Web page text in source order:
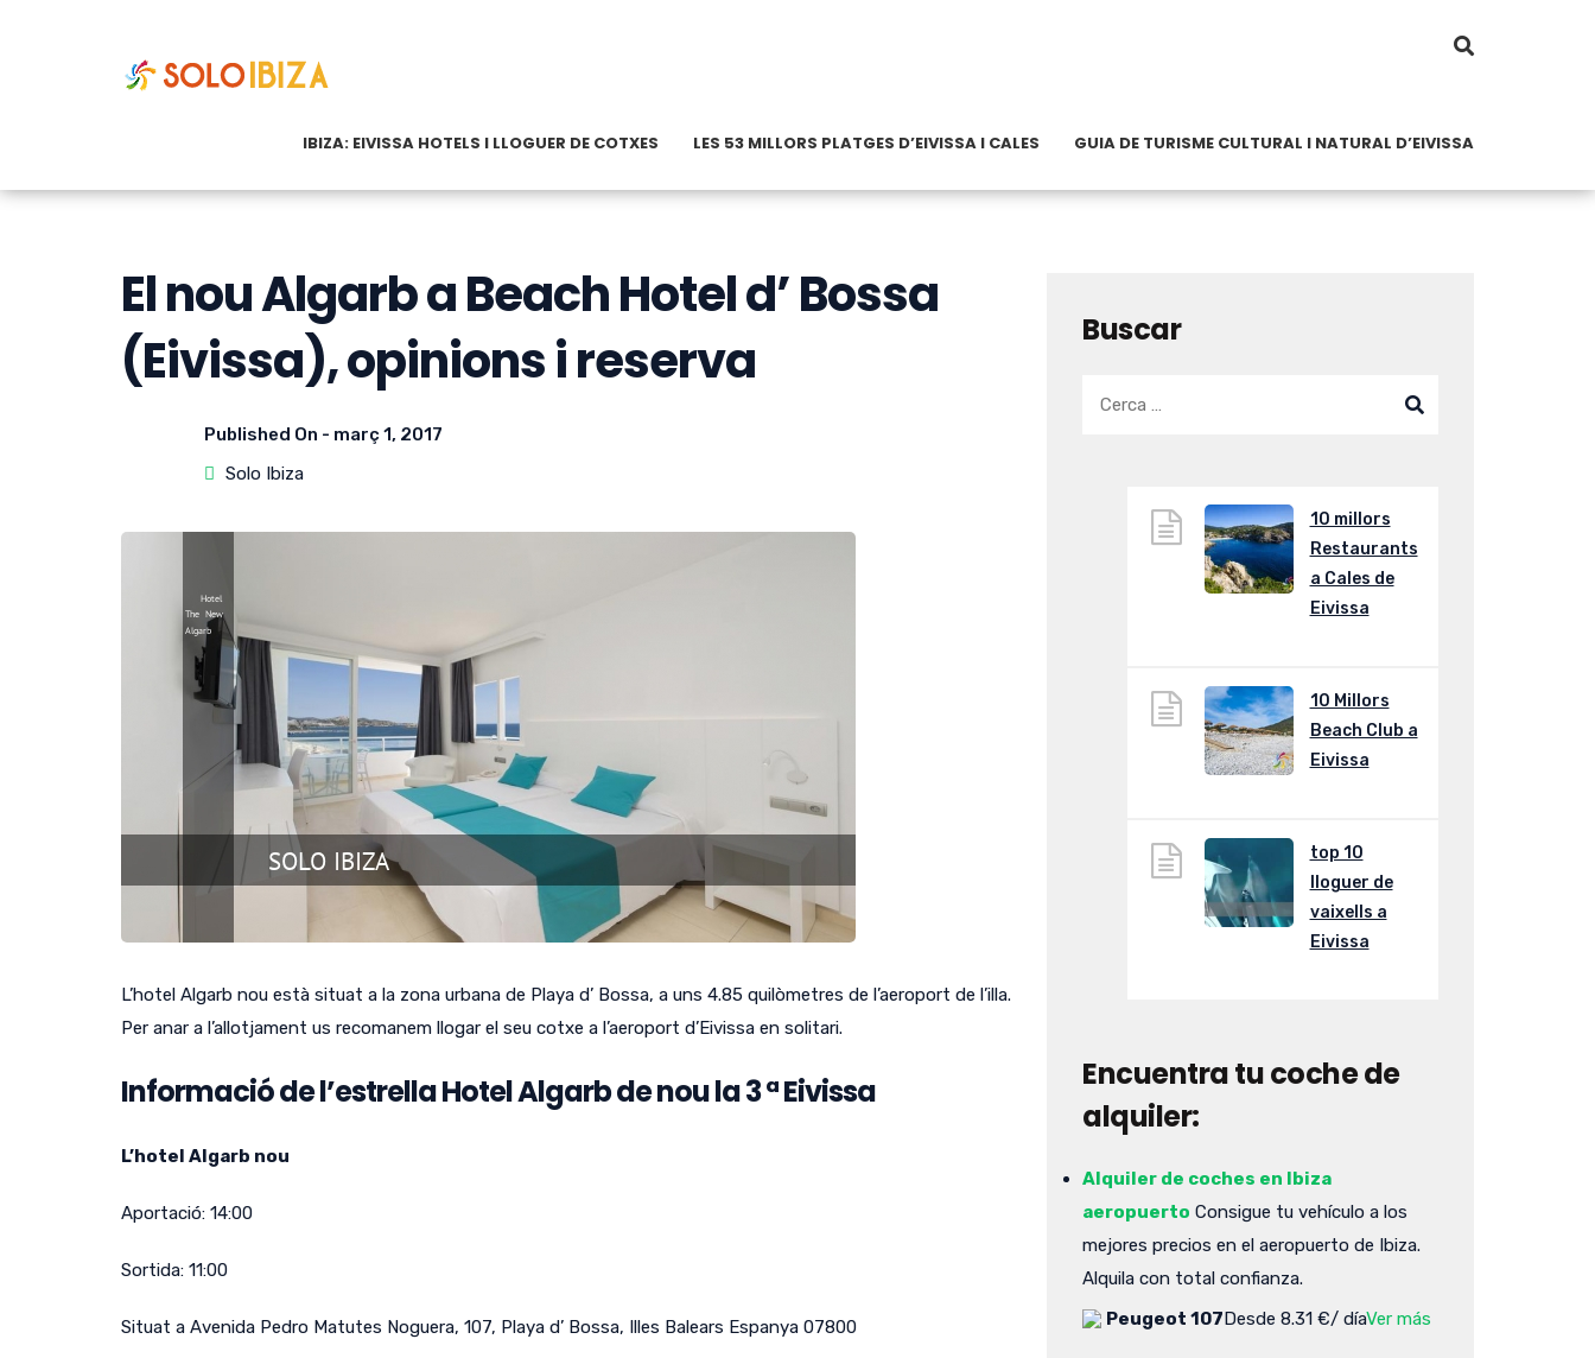
IBIZA: EIVISSA HOTELS I LLOGUER DE COTXES LES 53 MILLORS PLATGES D’EIVISSA I CALES GUIA DE TURISME CULTURAL I NATURAL D’EIVISSA
El nou Algarb a Beach Hotel d’ Bossa
(Eivissa), opinions i reserva
Published On - març 1, 2017
Solo Ibiza
L’hotel Algarb nou està situat a la zona urbana de Playa d’ Bossa, a uns 4.85 quilòmetres de l’aeroport de l’illa.
Per anar a l’allotjament us recomanem llogar el seu cotxe a l’aeroport d’Eivissa en solitari.
Informació de l’estrella Hotel Algarb de nou la 3 ª Eivissa
L’hotel Algarb nou
Aportació: 14:00
Sortida: 11:00
Situat a Avenida Pedro Matutes Noguera, 107, Playa d’ Bossa, Illes Balears Espanya 07800
Buscar
10 millors
Restaurants
a Cales de
Eivissa
10 Millors
Beach Club a
Eivissa
top 10
lloguer de
vaixells a
Eivissa
Encuentra tu coche de
alquiler:
Alquiler de coches en Ibiza
aeropuerto Consigue tu vehículo a los
mejores precios en el aeropuerto de Ibiza.
Alquila con total confianza.
Peugeot 107Desde 8.31 €/ díaVer más